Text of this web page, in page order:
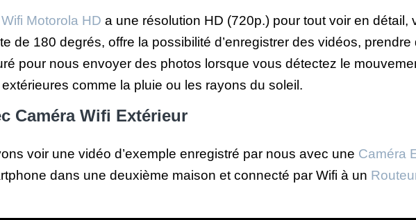
Motorola HD a une résolution HD (720p.) pour tout voir en
de 180 degrés, offre la possibilité d’enregistrer des vidéos,
pour nous envoyer des photos lorsque vous détectez le
comme la pluie ou les rayons du soleil.
Caméra Wifi Extérieur
voir une vidéo d’exemple enregistré par nous avec une Caméra
dans une deuxième maison et connecté par Wifi à un